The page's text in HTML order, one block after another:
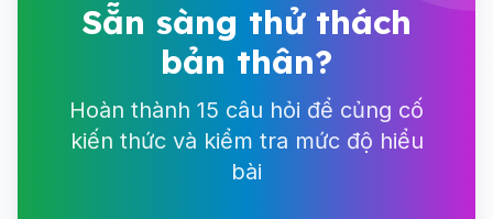
Sẵn sàng thử thách
bản thân?
Hoàn thành 15 câu hỏi để củng cố
kiến thức và kiểm tra mức độ hiểu
bài